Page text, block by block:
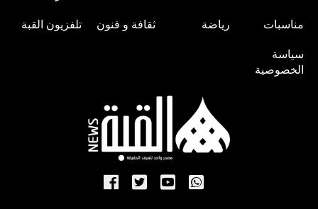
مناسبات رياضة ثقافة و فنون تلفزيون القبة
سياسة
الخصوصية